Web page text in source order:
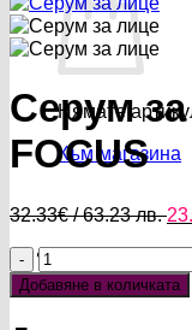
Нямате
Към магазина
Серум
FOCUS
32.33€/ 63.23 лв.
/
количество
за
Серум
Добавяне в количката